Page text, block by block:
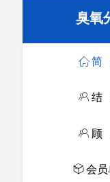
ꀇ简
ꁘ 结
ꁘ 顾
ꁦ会员
臭氧